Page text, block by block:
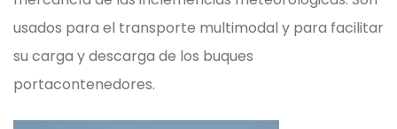
usados para el transporte multimodal y para facilitar
su carga y descarga de los buques
portacontenedores.